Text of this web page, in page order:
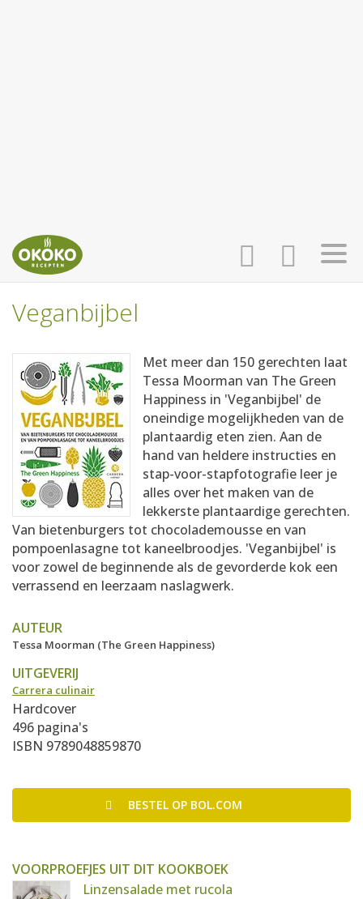
AANMELDEN
RECEPTEN
WEEKMENU'S
KOOKBOEKEN
Veganbijbel
Met meer dan 150 gerechten laat
Tessa Moorman van The Green
Happiness in 'Veganbijbel' de
oneindige mogelijkheden van de
plantaardig eten zien. Aan de
hand van heldere instructies en
stap-voor-stapfotografie leer je
alles over het maken van de
lekkerste plantaardige gerechten.
Van bietenburgers tot chocolademousse en van
pompoenlasagne tot kaneelbroodjes. 'Veganbijbel' is
voor zowel de beginnende als de gevorderde kok een
verrassend en leerzaam naslagwerk.
AUTEUR
Tessa Moorman (The Green Happiness)
UITGEVERIJ
Carrera culinair
Hardcover
496 pagina's
ISBN 9789048859870
BESTEL OP BOL.COM
VOORPROEFJES UIT DIT KOOKBOEK
Linzensalade met rucola